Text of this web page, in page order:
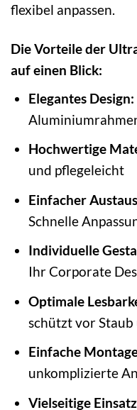
flexibel anpassen.
Die Vorteile der
auf einen Blick:
Elegantes Design:
Hochwertige
und pflegeleicht
Einfacher
Schnelle
Individuelle
Ihr Corporate
Optimale
schützt vor Staub
Einfache
unkomplizierte
Vielseitige